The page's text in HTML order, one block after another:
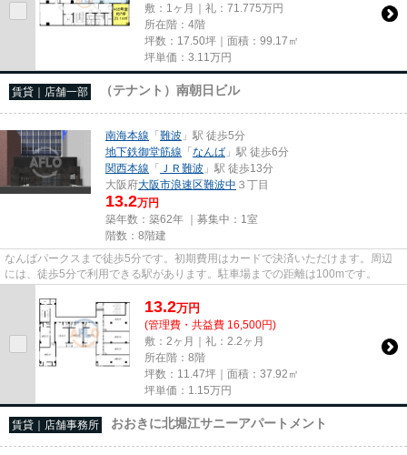
敷：1ヶ月｜礼：71.775万円
所在階：4階
坪数：17.50坪｜面積：99.17㎡
坪単価： 3.11 万円
賃貸｜店舗一部 （テナント）南朝日ビル
南海本線 「難波 」駅 徒歩5分
地下鉄御堂筋線 「なんば 」駅 徒歩6分
関西本線 「 ＪＲ難波 」駅 徒歩13分
大阪府大阪市浪速区難波中 ３丁目
13.2万円
築年数：築62年 ｜募集中： 1室
階数：8階建
なんばパークスまで徒歩5分です。初期費用はカードで決済いただけます。周辺
には、徒歩5分で利用できる駅があります。駐車場までの距離は100mです。
13.2万円
(管理費・共益費 16,500円)
敷：2ヶ月｜礼：2.2ヶ月
所在階：8階
坪数：11.47坪｜面積：37.92㎡
坪単価： 1.15万円
賃貸｜店舗事務所 おおきに北堀江サニーアパートメント